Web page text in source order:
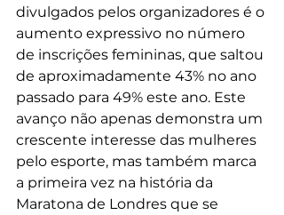
divulgados pelos organizadores é o
aumento expressivo no número
de inscrições femininas, que saltou
de aproximadamente 43% no ano
passado para 49% este ano. Este
avanço não apenas demonstra um
crescente interesse das mulheres
pelo esporte, mas também marca
a primeira vez na história da
Maratona de Londres que se